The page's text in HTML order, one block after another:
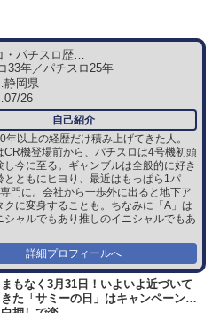
・パチスロ歴…
33年／パチスロ25年
静岡県
07/26
年以上の経歴だけ積み上げてきた人。
CR機登場前から、パチスロは4号機初頭
し今に至る。ギャンブルは全般的に好き
とともにヒヨり、最近はもっぱら1パ
門に。会社から一歩外に出ると地下ア
クに変身することも。ちなみに「A」は
シャルでもあり推しのイニシャルでもあ
詳細プロフィールへ
まもなく3月31日！いよいよ近づいて
きた「サミーの日」はキャンペーン目